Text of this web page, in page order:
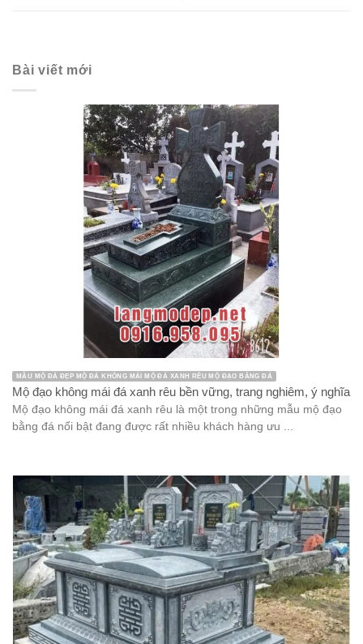
Bài viết mới
MẪU MỘ ĐÁ ĐẸP MỘ ĐÁ KHÔNG MÁI MỘ ĐÁ XANH RÊU MỘ ĐẠO BẰNG ĐÁ
Mộ đạo không mái đá xanh rêu bền vững, trang nghiêm, ý nghĩa
Mộ đạo không mái đá xanh rêu là một trong những mẫu mộ đạo
bằng đá nổi bật đang được rất nhiều khách hàng ưu ...